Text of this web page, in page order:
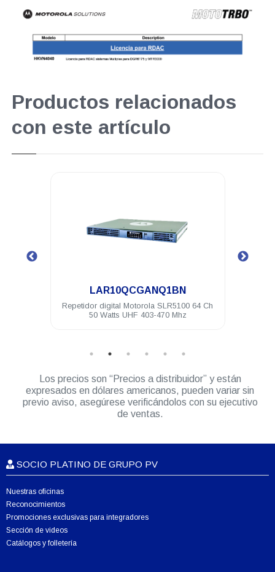
Productos relacionados
con este artículo
LAR10QCGANQ1BN
Repetidor digital Motorola SLR5100 64 Ch
50 Watts UHF 403-470 Mhz
Los precios son “Precios a distribuidor” y están
expresados en dólares americanos, pueden variar sin
previo aviso, asegúrese verificándolos con su ejecutivo
de ventas.
SOCIO PLATINO DE GRUPO PV
Nuestras oficinas
Reconocimientos
Promociones exclusivas para integradores
Sección de videos
Catálogos y folletería